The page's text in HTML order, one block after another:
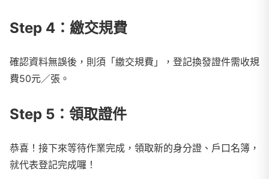
Step 4：繳交規費
確認資料無誤後，則須「繳交規費」，登記換發證件需收規
費50元／張。
Step 5：領取證件
恭喜！接下來等待作業完成，領取新的身分證、戶口名簿，
就代表登記完成囉！